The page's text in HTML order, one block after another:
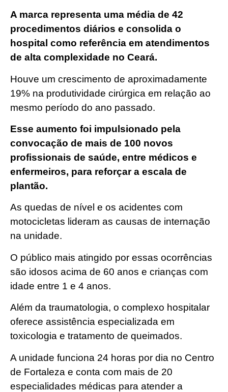
A marca representa uma média de 42
procedimentos diários e consolida o
hospital como referência em atendimentos
de alta complexidade no Ceará.
Houve um crescimento de aproximadamente
19% na produtividade cirúrgica em relação ao
mesmo período do ano passado.
Esse aumento foi impulsionado pela
convocação de mais de 100 novos
profissionais de saúde, entre médicos e
enfermeiros, para reforçar a escala de
plantão.
As quedas de nível e os acidentes com
motocicletas lideram as causas de internação
na unidade.
O público mais atingido por essas ocorrências
são idosos acima de 60 anos e crianças com
idade entre 1 e 4 anos.
Além da traumatologia, o complexo hospitalar
oferece assistência especializada em
toxicologia e tratamento de queimados.
A unidade funciona 24 horas por dia no Centro
de Fortaleza e conta com mais de 20
especialidades médicas para atender a